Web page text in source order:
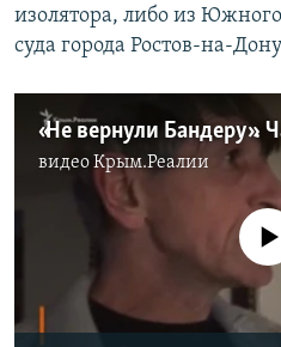
изолятора, либо из
суда города Ростов-на-
видеоКрым.Реалии
No media source